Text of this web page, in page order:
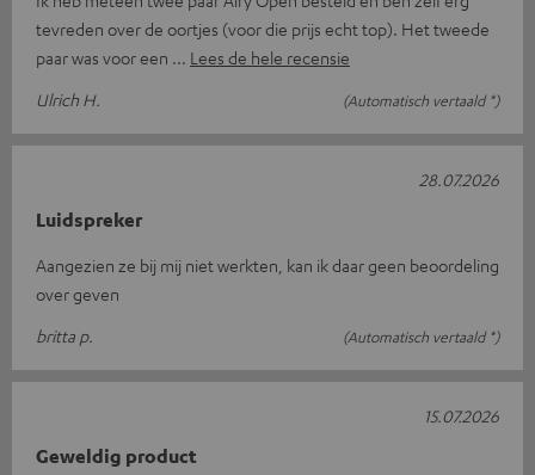
tevreden over de oortjes (voor die prijs echt top). Het tweede
paar was voor een
Lees de hele recensie
Ulrich H.
(Automatisch vertaald *)
Luidspreker
Aangezien ze bij mij niet werkten, kan ik daar geen beoordeling
over geven
britta p.
(Automatisch vertaald *)
28.07.2026
Geweldig product
15.07.2026